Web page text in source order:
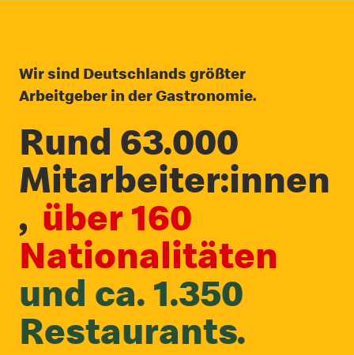
Wir sind Deutschlands größter
Arbeitgeber in der Gastronomie.
Rund 63.000
Mitarbeiter:innen
, über 160
Nationalitäten
und ca. 1.350
Restaurants.